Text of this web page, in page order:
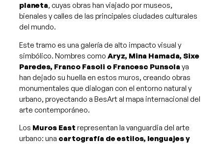
planeta, cuyas obras han viajado por museos,
bienales y calles de las principales ciudades culturales
del mundo.
Este tramo es una galería de alto impacto visual y
simbólico. Nombres como Aryz, Mina Hamada, Sixe
Paredes, Franco Fasoli o Francesc Punsola ya
han dejado su huella en estos muros, creando obras
monumentales que dialogan con el entorno natural y
urbano, proyectando a BesArt al mapa internacional del
arte contemporáneo​.
Los Muros East representan la vanguardia del arte
urbano: una cartografía de estilos, lenguajes y